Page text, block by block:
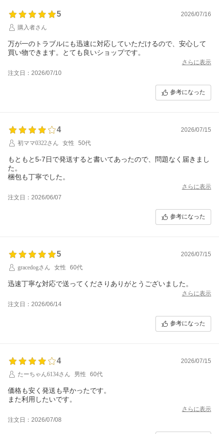
5
2026/07/16
購入者さん
万が一のトラブルにも迅速に対応していただけるので、安心して
買い物できます。とても良いショップです。
さらに表示
注文日：2026/07/10
参考になった
4
2026/07/15
初ママ0322さん
女性 50代
もともと5-7日で発送すると書いてあったので、問題なく届きまし
た。
梱包も丁寧でした。
さらに表示
注文日：2026/06/07
参考になった
5
2026/07/15
gracedogさん
女性 60代
迅速丁寧な対応で送ってくださりありがとうございました。
さらに表示
注文日：2026/06/14
参考になった
4
2026/07/15
たーちゃん6134さん
男性 60代
価格も安く発送も早かったです。
また利用したいです。
さらに表示
注文日：2026/07/08